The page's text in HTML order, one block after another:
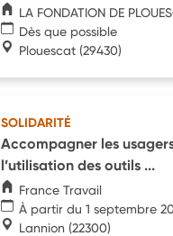
LA FONDATION DE
Dès que possible
Plouescat (29430)
SOLIDARITÉ
Accompagner les
l’utilisation des outils ...
France Travail
À partir du 1 septembre
Lannion (22300)